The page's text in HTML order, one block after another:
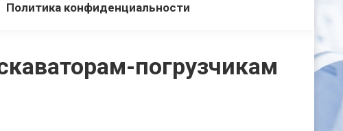
Политика конфиденциальности
погрузчикам